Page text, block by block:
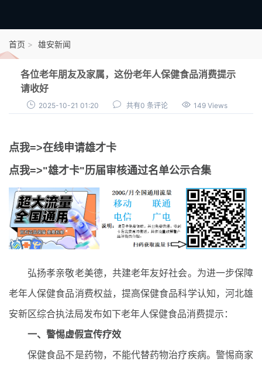
审核通过公示
首页 雄安新闻
各位老年朋友及家属，这份老年人保健食品消费提示
请收好
2025-10-21 01:20 共有0 条评论 149 Views
点我=>在线申请雄才卡
点我=>"雄才卡"历届审核通过名单公示合集
弘扬孝亲敬老美德，共建老年友好社会。为进一步保障
老年人保健食品消费权益，提高保健食品科学认知，河北雄
安新区综合执法局发布如下老年人保健食品消费提示：
一、警惕虚假宣传疗效
保健食品不是药物，不能代替药物治疗疾病。警惕商家